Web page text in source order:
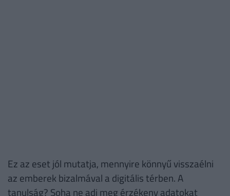
Ez az eset jól mutatja, mennyire könnyű visszaélni
az emberek bizalmával a digitális térben. A
tanulság? Soha ne adj meg érzékeny adatokat